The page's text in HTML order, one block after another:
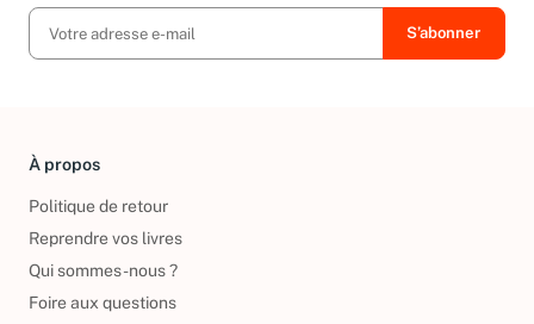
À propos
Politique de retour
Reprendre vos livres
Qui sommes-nous ?
Foire aux questions